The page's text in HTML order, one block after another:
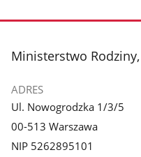
stopka
Ministerstwo
ADRES
Ul. Nowogrodzka 1/3/5
00-513 Warszawa
NIP 5262895101